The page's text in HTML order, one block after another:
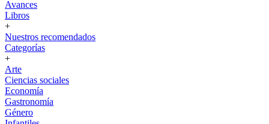
Avances
Libros
+
Nuestros recomendados
Categorías
+
Arte
Ciencias sociales
Economía
Gastronomía
Género